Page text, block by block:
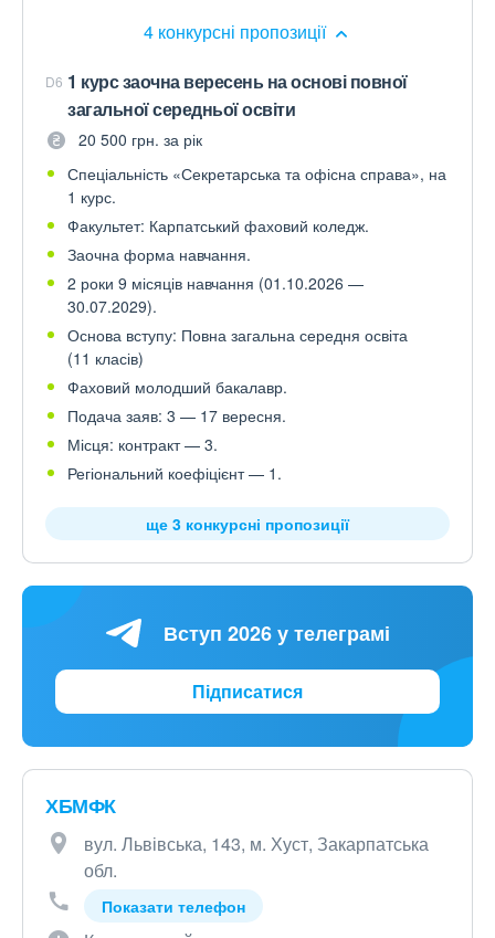
4 конкурсні пропозиції
D6 1 курс заочна вересень на основі повної
загальної середньої освіти
20 500 грн. за рік
Спеціальність «Секретарська та офісна справа», на
1 курс.
Факультет: Карпатський фаховий коледж.
Заочна форма навчання.
2 роки 9 місяців навчання (01.10.2026 —
30.07.2029).
Основа вступу: Повна загальна середня освіта
(11 класів)
Фаховий молодший бакалавр.
Подача заяв: 3 — 17 вересня.
Місця: контракт — 3.
Регіональний коефіцієнт — 1.
ще 3 конкурсні пропозиції
Вступ 2026 у телеграмі
Підписатися
ХБМФК
вул. Львівська, 143, м. Хуст, Закарпатська
обл.
Показати телефон